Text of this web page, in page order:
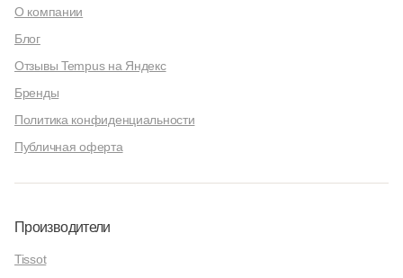
О компании
Блог
Отзывы Tempus на Яндекс
Бренды
Политика конфиденциальности
Публичная оферта
Производители
Tissot